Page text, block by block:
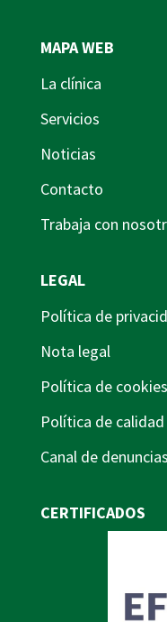
MAPA WEB
La clínica
Servicios
Noticias
Contacto
Trabaja con
LEGAL
Política de
Nota legal
Política de cookies
Política de calidad
Canal de denuncias
CERTIFICADOS